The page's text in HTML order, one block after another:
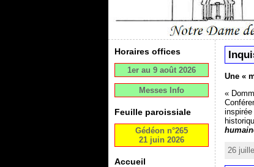
Horaires offices
1er au 9 août 2026
Messes Info
Feuille paroissiale
Gédéon n°265
21 juin 2026
Accueil
Une «
«
26